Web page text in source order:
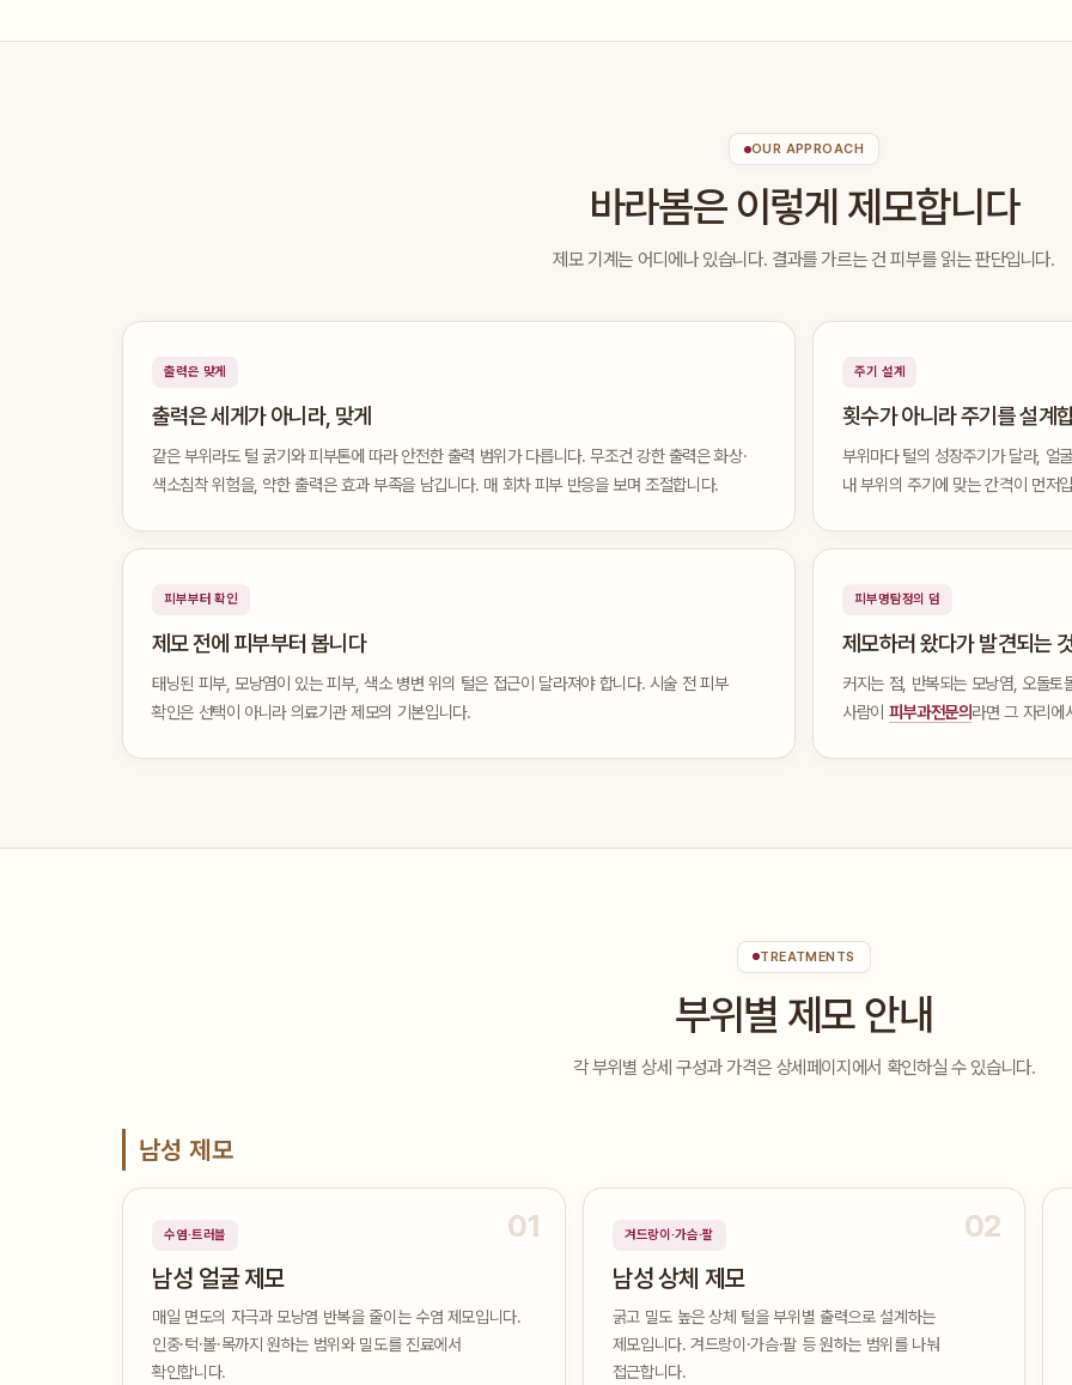
OUR APPROACH
바라봄은 이렇게 제모합니다
제모 기계는 어디에나 있습니다. 결과를 가르는 건 피부를 읽는 판단입니다.
출력은 맞게
출력은 세게가 아니라, 맞게
같은 부위라도 털 굵기와 피부톤에 따라 안전한 출력 범위가 다릅니다. 무조건 강한 출력은 화상·
색소침착 위험을, 약한 출력은 효과 부족을 남깁니다. 매 회차 피부 반응을 보며 조절합니다.
주기 설계
횟수가 아니라 주기를 설계
부위마다 털의 성장주기가 달라, 얼
내 부위의 주기에 맞는 간격이 먼저
피부부터 확인
제모 전에 피부부터 봅니다
태닝된 피부, 모낭염이 있는 피부, 색소 병변 위의 털은 접근이 달라져야 합니다. 시술 전 피부
확인은 선택이 아니라 의료기관 제모의 기본입니다.
피부명탐정의 덤
제모하러 왔다가 발견되는
커지는 점, 반복되는 모낭염, 오돌
사람이 피부과전문의라면 그 자리에
TREATMENTS
부위별 제모 안내
각 부위별 상세 구성과 가격은 상세페이지에서 확인하실 수 있습니다.
남성 제모
01
수염·트러블
남성 얼굴 제모
매일 면도의 자극과 모낭염 반복을 줄이는 수염 제모입니다.
인중·턱·볼·목까지 원하는 범위와 밀도를 진료에서
확인합니다.
02
겨드랑이·가슴·팔
남성 상체 제모
굵고 밀도 높은 상체 털을 부위별 출력으로 설계하는
제모입니다. 겨드랑이·가슴·팔 등 원하는 범위를 나눠
접근합니다.